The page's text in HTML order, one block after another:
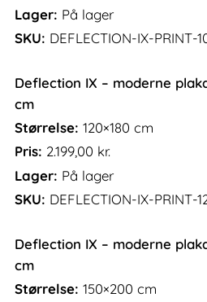
Lager: På lager
SKU: DEFLECTION-IX-PRINT-
Deflection IX – moderne
cm
Størrelse: 120×180 cm
Pris: 2.199,00 kr.
Lager: På lager
SKU: DEFLECTION-IX-PRINT-
Deflection IX – moderne
cm
Størrelse: 150×200 cm